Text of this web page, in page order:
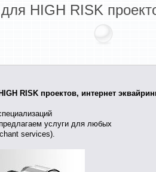
HIGH RISK
RISK проектов, интернет
услуги для любых
services).